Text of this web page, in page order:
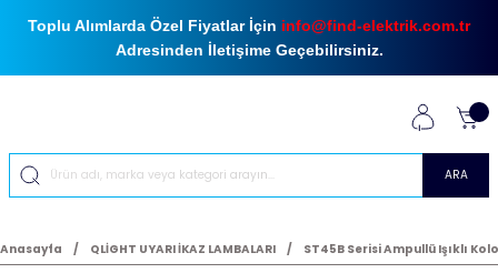
Toplu Alımlarda Özel Fiyatlar İçin info@find-elektrik.com.tr
Adresinden İletişime Geçebilirsiniz.
ARA
Anasayfa QLİGHT UYARI İKAZ LAMBALARI ST45B Serisi Ampullü Işıklı